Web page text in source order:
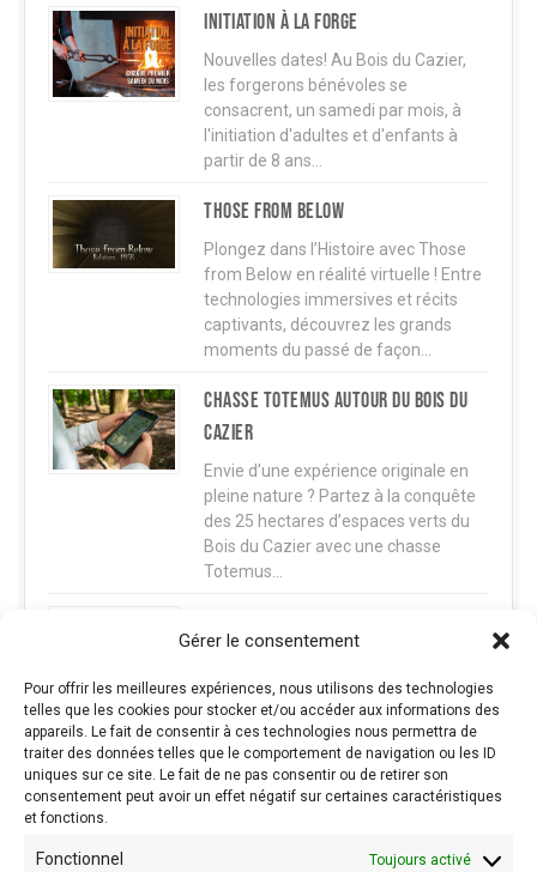
Gérer le consentement
Pour offrir les meilleures expériences, nous utilisons des technologies
telles que les cookies pour stocker et/ou accéder aux informations des
appareils. Le fait de consentir à ces technologies nous permettra de
traiter des données telles que le comportement de navigation ou les ID
uniques sur ce site. Le fait de ne pas consentir ou de retirer son
consentement peut avoir un effet négatif sur certaines caractéristiques
et fonctions.
Fonctionnel Toujours activé
Initiation à la forge
Nouvelles dates! Au Bois du Cazier,
les forgerons bénévoles se
consacrent, un samedi par mois, à
l'initiation d'adultes et d'enfants à
partir de 8 ans…
Those from below
Plongez dans l’Histoire avec Those
from Below en réalité virtuelle ! Entre
technologies immersives et récits
captivants, découvrez les grands
moments du passé de façon…
Chasse TOTEMUS autour du Bois du
Cazier
Envie d’une expérience originale en
pleine nature ? Partez à la conquête
des 25 hectares d’espaces verts du
Bois du Cazier avec une chasse
Totemus…
Cazier et le Centre Historique Minier ,
CINEMINE vous invite à découvrir
l'histoire minière franco-belge à
travers le regard…